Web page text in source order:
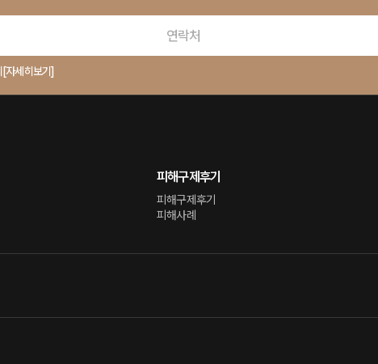
[자세히보기]
피해구제후기
피해구제후기
피해사례